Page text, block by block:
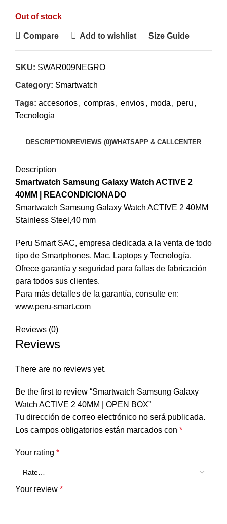
Out of stock
Compare Add to wishlist Size Guide
SKU: SWAR009NEGRO
Category: Smartwatch
Tags: accesorios, compras, envios, moda , peru ,
Tecnologia
DESCRIPTION REVIEWS (0)WHATSAPP & CALLCENTER
Description
Smartwatch Samsung Galaxy Watch ACTIVE 2
40MM | REACONDICIONADO
Smartwatch Samsung Galaxy Watch ACTIVE 2 40MM
Stainless Steel,40 mm
Peru Smart SAC, empresa dedicada a la venta de todo
tipo de Smartphones, Mac, Laptops y Tecnología.
Ofrece garantía y seguridad para fallas de fabricación
para todos sus clientes.
Para más detalles de la garantía, consulte en:
www.peru-smart.com
Reviews (0)
Reviews
There are no reviews yet.
Be the first to review “Smartwatch Samsung Galaxy
Watch ACTIVE 2 40MM | OPEN BOX”
Tu dirección de correo electrónico no será publicada.
Los campos obligatorios están marcados con *
Your rating *
Your review *